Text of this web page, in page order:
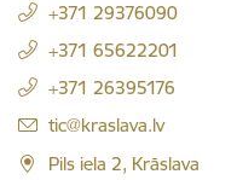
+371 29376090
+371 65622201
+371 26395176
E-pasts:
tic@kraslava.lv
Pils iela 2, Krāslava